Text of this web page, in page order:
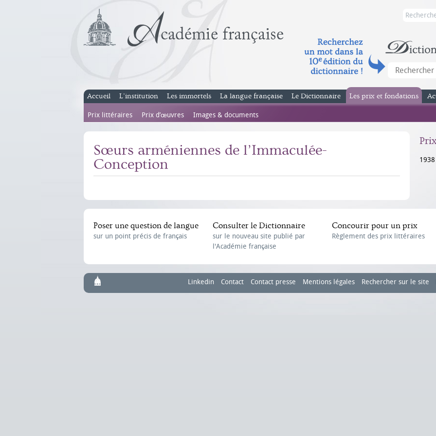
Accueil L’institution Les immortels La langue française Le Dictionnaire Les prix et fondations
Prix littéraires Prix d’œuvres Images & documents
Sœurs arméniennes de l’Immaculée-
Conception
1938
Poser une question de langue
sur un point précis de français
Consulter le Dictionnaire
sur le nouveau site publié par
l'Académie française
Concourir pour un prix
Règlement des prix littéraires
Linkedin Contact Contact presse Mentions légales Rechercher sur le site